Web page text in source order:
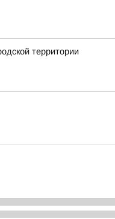
территории